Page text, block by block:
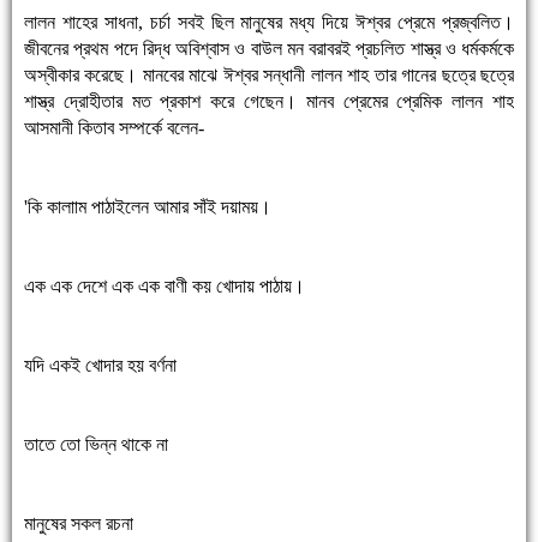
লালন শাহের সাধনা, চর্চা সবই ছিল মানুষের মধ্য দিয়ে ঈশ্বর প্রেমে প্রজ্বলিত।
জীবনের প্রথম পদে রিদ্ধ অবিশ্বাস ও বাউল মন বরাবরই প্রচলিত শাস্ত্র ও ধর্মকর্মকে
অস্বীকার করেছে। মানবের মাঝে ঈশ্বর সন্ধানী লালন শাহ তার গানের ছত্রে ছত্রে
শাস্ত্র দ্রোহীতার মত প্রকাশ করে গেছেন। মানব প্রেমের প্রেমিক লালন শাহ
আসমানী কিতাব সম্পর্কে বলেন-
'কি কালাাম পাঠাইলেন আমার সাঁই দয়াময়।
এক এক দেশে এক এক বাণী কয় খোদায় পাঠায়।
যদি একই খোদার হয় বর্ণনা
তাতে তো ভিন্ন থাকে না
মানুষের সকল রচনা